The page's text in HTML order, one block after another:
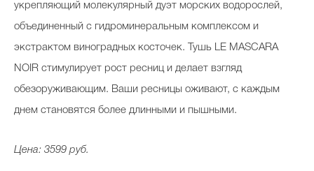
Фотоальбом
укрепляющий молекулярный дуэт морских водорослей,
объединенный с гидроминеральным комплексом и
экстрактом виноградных косточек. Тушь LE MASCARA
NOIR стимулирует рост ресниц и делает взгляд
обезоруживающим. Ваши ресницы оживают, с каждым
днем становятся более длинными и пышными.
Цена: 3599 руб.